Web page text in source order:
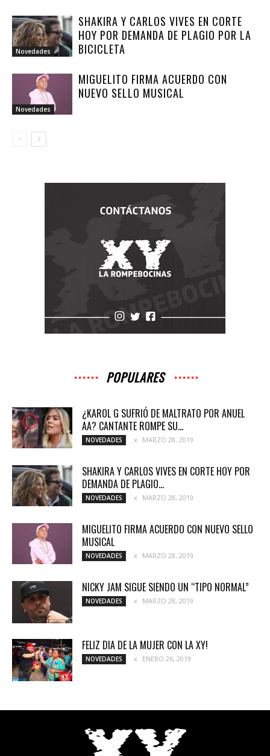
Novedades
SHAKIRA Y CARLOS VIVES EN CORTE
HOY POR DEMANDA DE PLAGIO POR LA
BICICLETA
Novedades
MIGUELITO FIRMA ACUERDO CON
NUEVO SELLO MUSICAL
POPULARES
¿KAROL G SUFRIÓ DE MALTRATO POR ANUEL
AA? CANTANTE ROMPE SU...
NOVEDADES MARZO 28, 2019
SHAKIRA Y CARLOS VIVES EN CORTE HOY POR
DEMANDA DE PLAGIO...
NOVEDADES MARZO 28, 2019
MIGUELITO FIRMA ACUERDO CON NUEVO SELLO
MUSICAL
NOVEDADES MARZO 28, 2019
NICKY JAM SIGUE SIENDO UN “TIPO NORMAL”
NOVEDADES MARZO 28, 2019
FELIZ DIA DE LA MUJER CON LA XY!
NOVEDADES ENERO 26, 2019